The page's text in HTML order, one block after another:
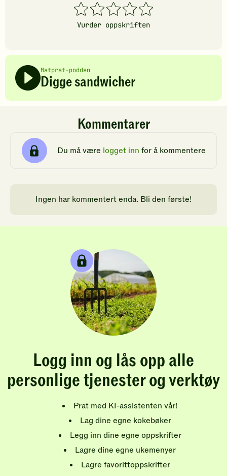
1
stjerner
2
stjerner
3
stjerner
4
stjerner
5
stjerner
Vurder oppskriften
Matprat-podden
Digge sandwicher
Kommentarer
Du må være logget inn for å kommentere
Ingen har kommentert enda. Bli den første!
Logg inn og lås opp alle
personlige tjenester og verktøy
Prat med KI-assistenten vår!
Lag dine egne kokebøker
Legg inn dine egne oppskrifter
Lagre dine egne ukemenyer
Lagre favorittoppskrifter